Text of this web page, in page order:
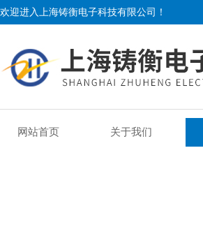
欢迎进入上海铸衡电子科技有限公司！
网站首页 关于我们